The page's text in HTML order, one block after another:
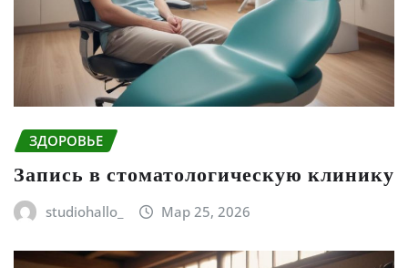
ЗДОРОВЬЕ
Запись в стоматологическую клинику
studiohallo_ Мар 25, 2026